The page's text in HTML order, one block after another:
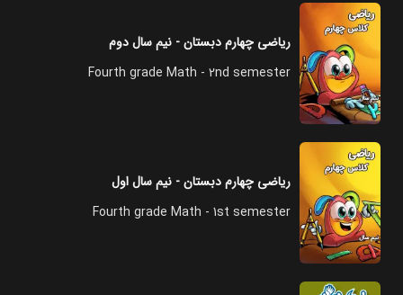
ریاضی چهارم دبستان - نیم سال دوم
Fourth grade Math - 2nd semester
ریاضی چهارم دبستان - نیم سال اول
Fourth grade Math - 1st semester